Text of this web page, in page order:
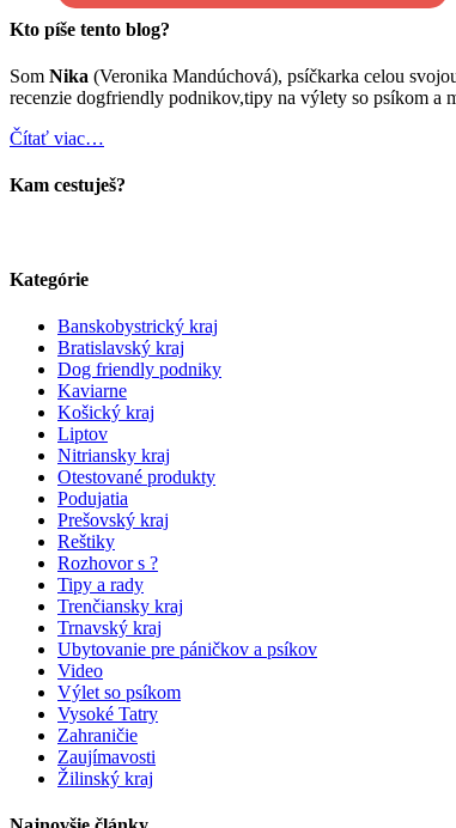
Kto píše tento blog?
Som Nika (Veronika Mandúchová), psíčkarka celou
recenzie dogfriendly podnikov,tipy na výlety so psíkom a
Čítať viac…
Kam cestuješ?
Kategórie
Banskobystrický kraj
Bratislavský kraj
Dog friendly podniky
Kaviarne
Košický kraj
Liptov
Nitriansky kraj
Otestované produkty
Podujatia
Prešovský kraj
Reštiky
Rozhovor s ?
Tipy a rady
Trenčiansky kraj
Trnavský kraj
Ubytovanie pre páničkov a psíkov
Video
Výlet so psíkom
Vysoké Tatry
Zahraničie
Zaujímavosti
Žilinský kraj